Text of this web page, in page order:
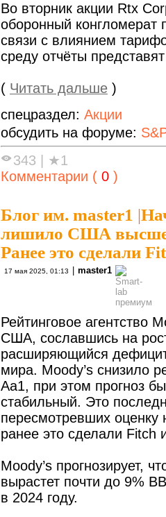
Во вторник акции Rtx
оборонный конгломерат
связи с влиянием
среду отчёты
( Читать дальше )
спецраздел: Акции
обсудить на форуме:
343 | ★1
Комментарии ( 0 )
Блог им. master1 |
лишило США
Ранее это сделали
17 мая 2025, 01:13 | master1
Рейтинговое агентство
США, сославшись на
расширяющийся
мира. Moody’s снизило
Aa1, при этом прогноз
стабильный. Это
пересмотревших оценку
ранее это сделали Fitch
Moody’s прогнозирует,
вырастет почти до 9%
в 2024 году.